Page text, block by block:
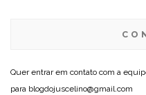
Quer entrar em contato com a
para blogdojuscelino@gmail.com